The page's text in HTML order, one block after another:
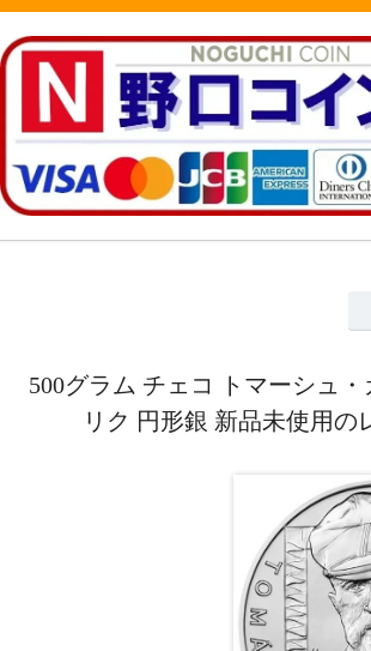
500グラム チェコ トマーシュ
リク 円形銀 新品未使用の